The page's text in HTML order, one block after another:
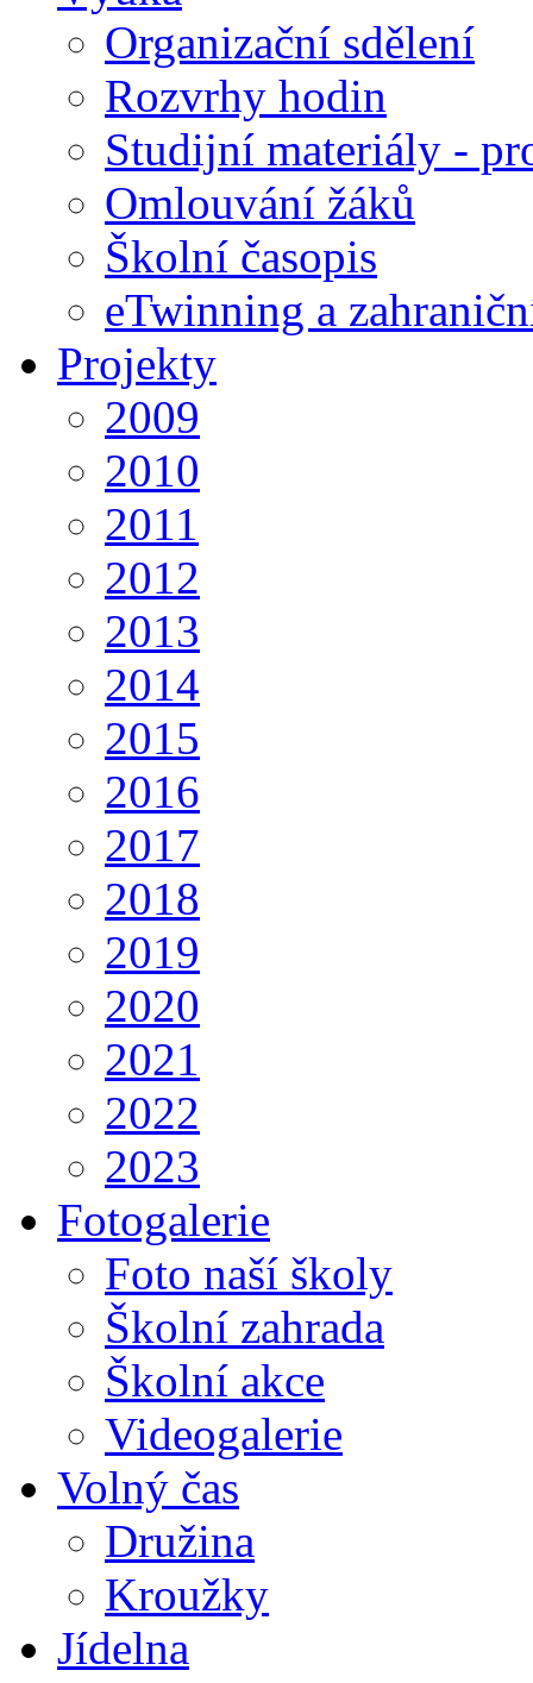
Organizační sdělení
Rozvrhy hodin
Studijní materiály -
Omlouvání žáků
Školní časopis
eTwinning a
Projekty
2009
2010
2011
2012
2013
2014
2015
2016
2017
2018
2019
2020
2021
2022
2023
Fotogalerie
Foto naší školy
Školní zahrada
Školní akce
Videogalerie
Volný čas
Družina
Kroužky
Jídelna